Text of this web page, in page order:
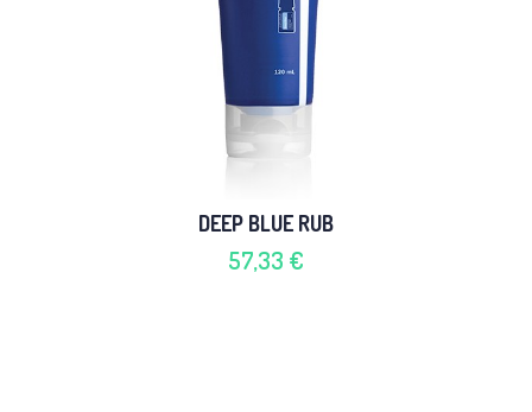
DEEP BLUE RUB
57,33 €